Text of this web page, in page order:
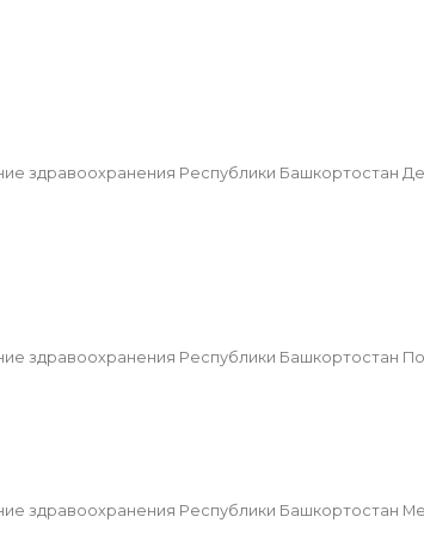
здравоохранения Республики Башкортостан
здравоохранения Республики Башкортостан
здравоохранения Республики Башкортостан